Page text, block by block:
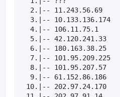
2.|-- 11.243.56.69
3.|-- 10.133.136.174
4.|-- 106.11.75.1
5.|-- 42.120.241.33
6.|-- 180.163.38.25
7.|-- 101.95.209.225
8.|-- 101.95.207.57
9.|-- 61.152.86.186
10.|--